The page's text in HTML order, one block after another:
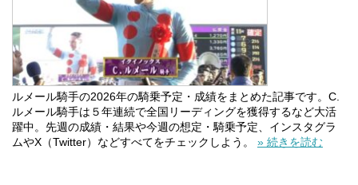
ルメール騎手の2026年の騎乗予定・成績をまとめた記事です。C.
ルメール騎手は５年連続で全国リーディングを獲得するなど大活
躍中。先週の成績・結果や今週の想定・騎乗予定、インスタグラ
ムやX（Twitter）などすべてをチェックしよう。 » 続きを読む